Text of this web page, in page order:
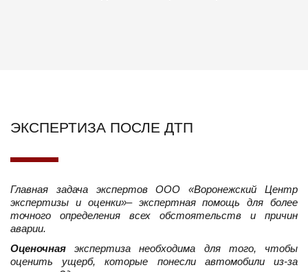
ЭКСПЕРТИЗА ПОСЛЕ ДТП
Главная задача экспертов ООО «Воронежский Центр
экспертизы и оценки»– экспертная помощь для более
точного определения всех обстоятельств и причин
аварии.
Оценочная экспертиза необходима для того, чтобы
оценить ущерб, которые понесли автомобили из-за